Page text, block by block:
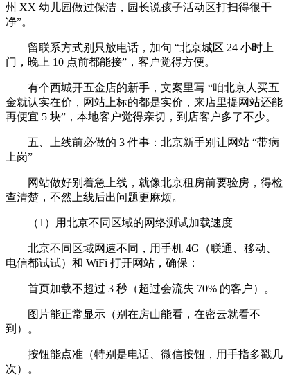
州 XX 幼儿园做过保洁，园长说孩子活动区打扫得很干
净”。
留联系方式别只放电话，加句 “北京城区 24 小时上
门，晚上 10 点前都能接”，客户觉得方便。
有个西城开五金店的新手，文案里写 “咱北京人买五
金就认实在价，网站上标的都是实价，来店里提网站还能
再便宜 5 块”，本地客户觉得亲切，到店客户多了不少。
五、上线前必做的 3 件事：北京新手别让网站 “带病
上岗”
网站做好别着急上线，就像北京租房前要验房，得检
查清楚，不然上线后出问题更麻烦。
（1）用北京不同区域的网络测试加载速度
北京不同区域网速不同，用手机 4G（联通、移动、
电信都试试）和 WiFi 打开网站，确保：
首页加载不超过 3 秒（超过会流失 70% 的客户）。
图片能正常显示（别在房山能看，在密云就看不
到）。
按钮能点准（特别是电话、微信按钮，用手指多戳几
次）。